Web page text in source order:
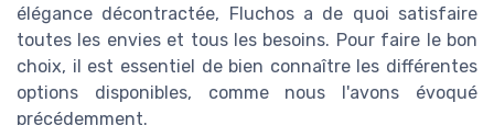
élégance décontractée, Fluchos a de quoi satisfaire
toutes les envies et tous les besoins. Pour faire le bon
choix, il est essentiel de bien connaître les différentes
options disponibles, comme nous l'avons évoqué
précédemment.